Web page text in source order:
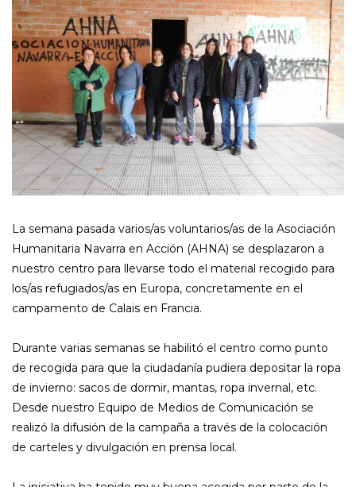
La semana pasada varios/as voluntarios/as de la Asociación
Humanitaria Navarra en Acción (AHNA) se desplazaron a
nuestro centro para llevarse todo el material recogido para
los/as refugiados/as en Europa, concretamente en el
campamento de Calais en Francia.
Durante varias semanas se habilitó el centro como punto
de recogida para que la ciudadanía pudiera depositar la ropa
de invierno: sacos de dormir, mantas, ropa invernal, etc.
Desde nuestro Equipo de Medios de Comunicación se
realizó la difusión de la campaña a través de la colocación
de carteles y divulgación en prensa local.